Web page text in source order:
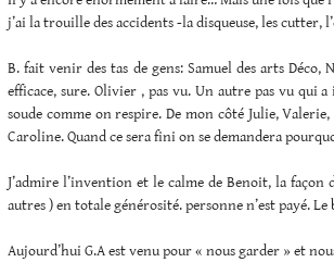
j’ai la trouille des accidents -la disqueuse, les cutter,
B. fait venir des tas de gens: Samuel des arts
efficace, sure. Olivier , pas vu. Un autre pas vu
soude comme on respire. De mon côté Julie,
Caroline. Quand ce sera fini on se demandera
J’admire l’invention et le calme de Benoit, la
autres ) en totale générosité. personne n’est payé.
Aujourd’hui G.A est venu pour « nous garder » et